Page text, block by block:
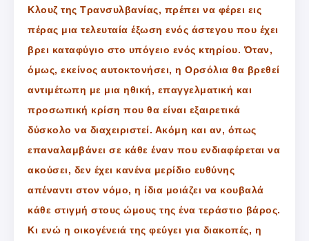
Κλουζ της Τρανσυλβανίας, πρέπει να φέρει εις
πέρας μια τελευταία έξωση ενός άστεγου που έχει
βρει καταφύγιο στο υπόγειο ενός κτηρίου. Όταν,
όμως, εκείνος αυτοκτονήσει, η Ορσόλια θα βρεθεί
αντιμέτωπη με μια ηθική, επαγγελματική και
προσωπική κρίση που θα είναι εξαιρετικά
δύσκολο να διαχειριστεί. Ακόμη και αν, όπως
επαναλαμβάνει σε κάθε έναν που ενδιαφέρεται να
ακούσει, δεν έχει κανένα μερίδιο ευθύνης
απέναντι στον νόμο, η ίδια μοιάζει να κουβαλά
κάθε στιγμή στους ώμους της ένα τεράστιο βάρος.
Κι ενώ η οικογένειά της φεύγει για διακοπές, η